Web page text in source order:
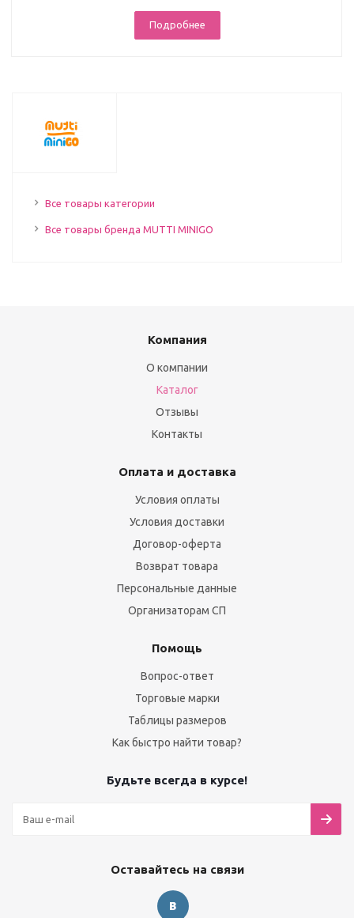
Подробнее
Все товары категории
Все товары бренда MUTTI MINIGO
Компания
О компании
Каталог
Отзывы
Контакты
Оплата и доставка
Условия оплаты
Условия доставки
Договор-оферта
Возврат товара
Персональные данные
Организаторам СП
Помощь
Вопрос-ответ
Торговые марки
Таблицы размеров
Как быстро найти товар?
Будьте всегда в курсе!
Оставайтесь на связи